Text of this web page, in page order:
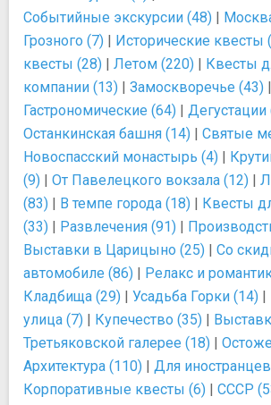
Событийные экскурсии (48) |
Грозного (7) | Исторические квесты
квесты (28) | Летом (220) | Квесты
компании (13) | Замоскворечье (43) |
Гастрономические (64) | Дегустации
Останкинская башня (14) | Святые
Новоспасский монастырь (4) |
(9) | От Павелецкого вокзала (12) |
(83) | В темпе города (18) | Квесты
(33) | Развлечения (91) |
Выставки в Царицыно (25) | Со
автомобиле (86) | Релакс и
Кладбища (29) | Усадьба Горки (14) |
улица (7) | Купечество (35) |
Третьяковской галерее (18) |
Архитектура (110) | Для
Корпоративные квесты (6) | СССР